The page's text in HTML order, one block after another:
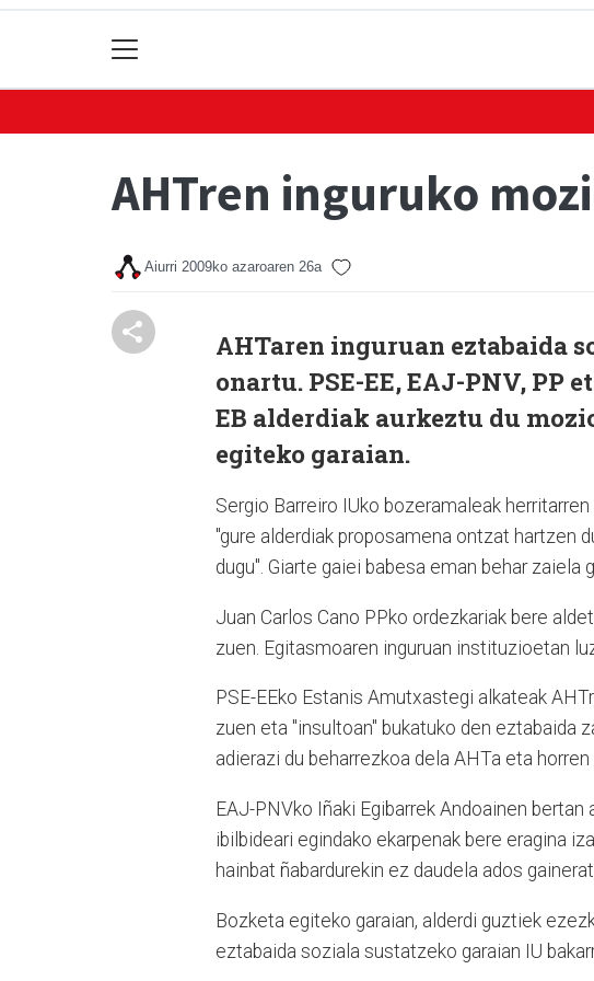
AHTren inguruko
Aiurri 2009ko azaroaren 26a
AHTaren inguruan eztabaida
onartu. PSE-EE, EAJ-PNV,
EB alderdiak aurkeztu du
egiteko garaian.
Sergio Barreiro IUko bozeramaleak
"gure alderdiak proposamena ontzat hartzen
dugu". Giarte gaiei babesa eman behar zaiela
Juan Carlos Cano PPko ordezkariak bere
zuen. Egitasmoaren inguruan instituzioetan
PSE-EEko Estanis Amutxastegi alkateak
zuen eta "insultoan" bukatuko den eztabaida
adierazi du beharrezkoa dela AHTa eta
EAJ-PNVko Iñaki Egibarrek Andoainen
ibilbideari egindako ekarpenak bere eragina
hainbat ñabardurekin ez daudela ados
Bozketa egiteko garaian, alderdi guztiek
eztabaida soziala sustatzeko garaian IU